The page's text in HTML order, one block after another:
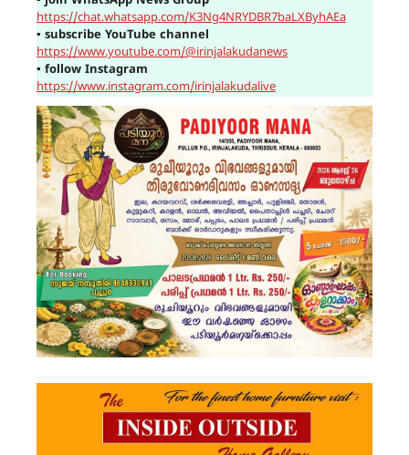
https://chat.whatsapp.com/K3Ng4NRYDBR7baLXByhAEa
▪ subscribe YouTube channel
https://www.youtube.com/@irinjalakudanews
▪ follow Instagram
https://www.instagram.com/irinjalakudalive